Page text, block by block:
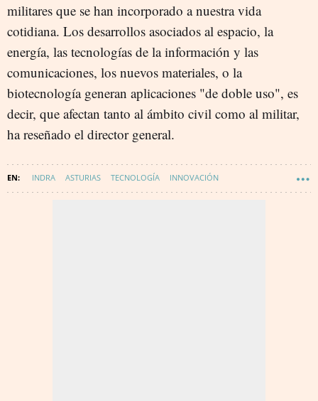
militares que se han incorporado a nuestra vida
cotidiana. Los desarrollos asociados al espacio, la
energía, las tecnologías de la información y las
comunicaciones, los nuevos materiales, o la
biotecnología generan aplicaciones "de doble uso", es
decir, que afectan tanto al ámbito civil como al militar,
ha reseñado el director general.
INDRA ASTURIAS TECNOLOGÍA INNOVACIÓN